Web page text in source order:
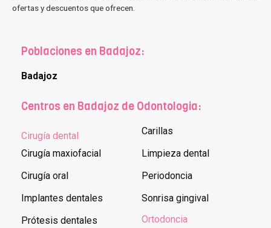
ofertas y descuentos que ofrecen.
Poblaciones en Badajoz:
Badajoz
Centros en Badajoz de Odontologia:
Cirugía dental
Cirugía maxiofacial
Cirugía oral
Implantes dentales
Prótesis dentales
Carillas
Limpieza dental
Periodoncia
Sonrisa gingival
Ortodoncia